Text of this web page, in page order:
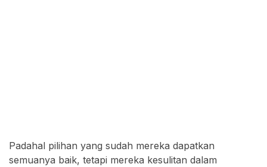
Padahal pilihan yang sudah mereka dapatkan
semuanya baik, tetapi mereka kesulitan dalam